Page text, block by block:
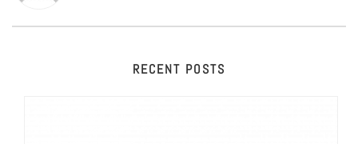
RECENT POSTS